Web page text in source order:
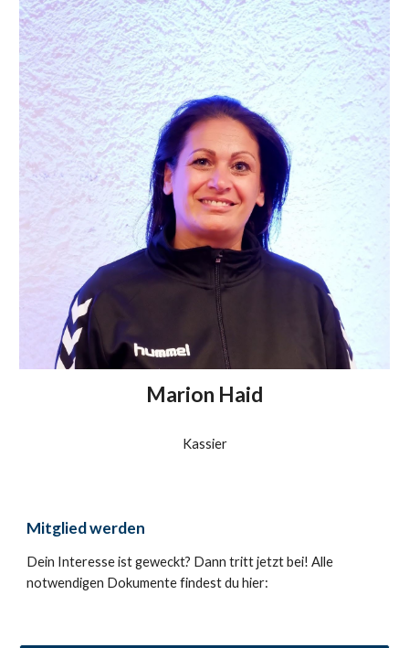
Marion Haid
Kassier
Mitglied werden
Dein Interesse ist geweckt? Dann tritt jetzt bei! Alle
notwendigen Dokumente findest du hier: